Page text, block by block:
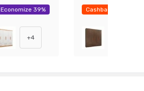
Economize 39%
+4
Cashback R$ 275